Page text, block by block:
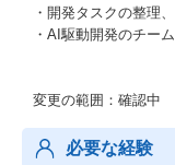
・開発タスクの整理
・AI駆動開発のチー
変更の範囲：確認中
必要な経験